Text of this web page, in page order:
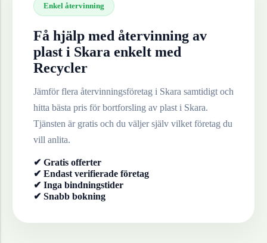
Enkel återvinning
Få hjälp med återvinning av
plast i Skara enkelt med
Recycler
Jämför flera återvinningsföretag i Skara samtidigt och
hitta bästa pris för bortforsling av plast i Skara.
Tjänsten är gratis och du väljer själv vilket företag du
vill anlita.
✔ Gratis offerter
✔ Endast verifierade företag
✔ Inga bindningstider
✔ Snabb bokning